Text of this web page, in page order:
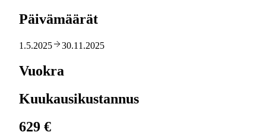
Päivämäärät
1.5.2025 30.11.2025
Vuokra
Kuukausikustannus
629 €